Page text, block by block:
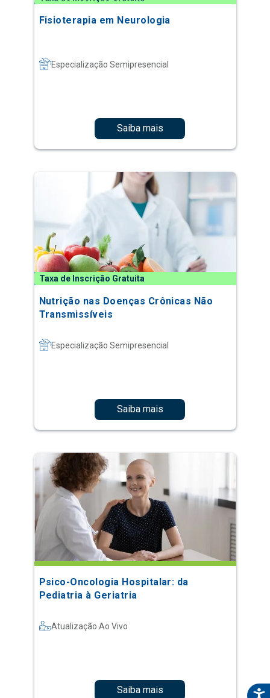
Fisioterapia em Neurologia
Especialização Semipresencial
Saiba mais
Taxa de Inscrição Gratuita
Nutrição nas Doenças Crônicas Não
Transmissíveis
Especialização Semipresencial
Saiba mais
Psico-Oncologia Hospitalar: da
Pediatria à Geriatria
Atualização Ao Vivo
Saiba mais